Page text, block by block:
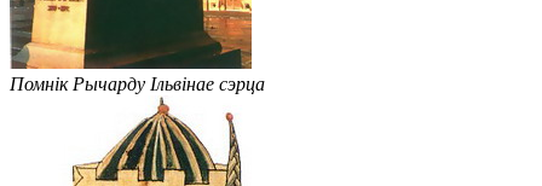
Помнік Рычарду Ільвінае сэрца